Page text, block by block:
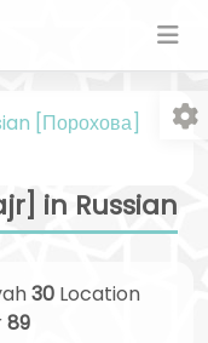
[Порохова]
in Russian
30 Location
89